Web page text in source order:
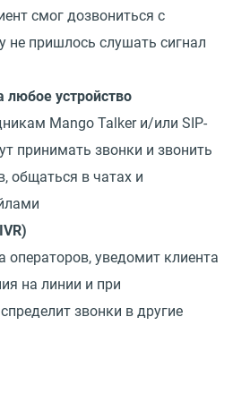
смог дозвониться с
не пришлось слушать сигнал
любое устройство
Mango Talker и/или SIP-
принимать звонки и звонить
общаться в чатах и
операторов, уведомит клиента
на линии и при
звонки в другие